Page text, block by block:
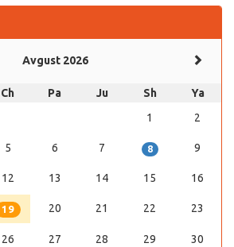
Avgust 2026
Ch Pa Ju Sh
Ya
1
2
5 6 7 8 9
12 13 14 15 16
19 20 21 22 23
26 27 28 29 30